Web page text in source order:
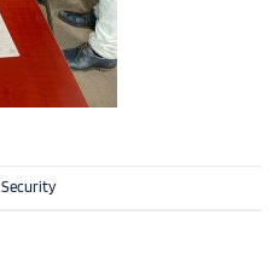
Security